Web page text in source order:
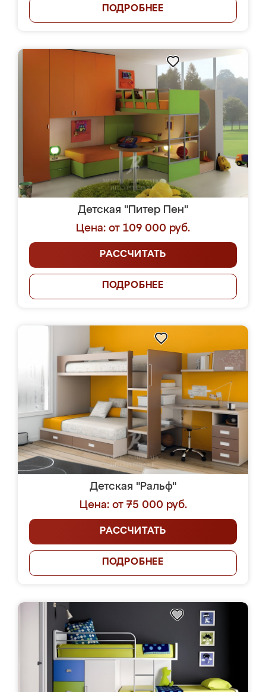
ПОДРОБНЕЕ
Детская "Питер Пен"
Цена: от 109 000 руб.
РАССЧИТАТЬ
ПОДРОБНЕЕ
Детская "Ральф"
Цена: от 75 000 руб.
РАССЧИТАТЬ
ПОДРОБНЕЕ